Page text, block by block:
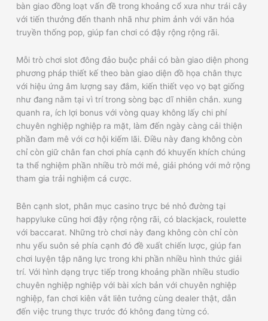
bàn giao đồng loạt vấn đề trong khoảng cổ xưa như trái cây
với tiến thưởng đến thanh nhã như phim ảnh với văn hóa
truyền thống pop, giúp fan chơi có đậy rộng rộng rãi.
Mỗi trò chơi slot đông đảo buộc phải có bàn giao diện phong
phương pháp thiết kế theo bàn giao diện đồ họa chân thực
với hiệu ứng âm lượng say đắm, kiến thiết vẹo vọ bạt giống
như đang nằm tại vì trí trong sòng bạc dĩ nhiên chắn. xung
quanh ra, ích lợi bonus với vòng quay không lấy chi phí
chuyên nghiệp nghiệp ra mặt, làm đến ngày càng cải thiện
phần đam mê với cơ hội kiếm lãi. Điều này đang không còn
chỉ còn giữ chân fan chơi phía cạnh đó khuyến khích chúng
ta thể nghiệm phần nhiều trò mới mẻ, giải phóng với mở rộng
tham gia trải nghiệm cá cược.
Bên cạnh slot, phân mục casino trực bé nhỏ đường tại
happyluke cũng hơi đậy rộng rộng rãi, có blackjack, roulette
với baccarat. Những trò chơi này đang không còn chỉ còn
nhu yếu suôn sẻ phía cạnh đó đề xuất chiến lược, giúp fan
chơi luyện tập năng lực trong khi phần nhiều hình thức giải
trí. Với hình dạng trực tiếp trong khoảng phần nhiều studio
chuyên nghiệp nghiệp với bài xích bản với chuyên nghiệp
nghiệp, fan chơi kiên vắt liên tưởng cùng dealer thật, dẫn
đến việc trung thực trước đó không đang từng có.